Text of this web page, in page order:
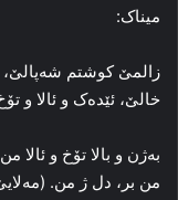
میناک:
زالمێ کوشتم شه‌پالێ،
خالێ، ئێده‌ک و ئالا و تۆخ.
به‌ژن و بالا تۆخ و ئالا
من بر، دل ژ من.